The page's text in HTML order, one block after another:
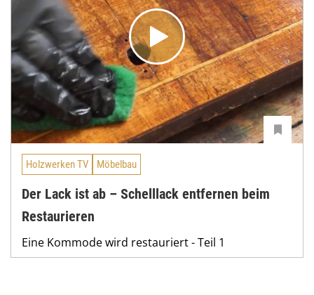
Holzwerken TV Möbelbau
Der Lack ist ab – Schelllack entfernen beim
Restaurieren
Eine Kommode wird restauriert - Teil 1